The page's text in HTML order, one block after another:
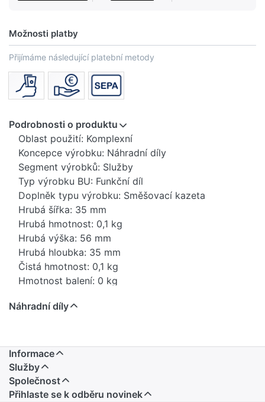
Možnosti platby
Přijímáme následující platební metody
Podrobnosti o produktu
Oblast použití: Komplexní
Koncepce výrobku: Náhradní díly
Segment výrobků: Služby
Typ výrobku BU: Funkční díl
Doplněk typu výrobku: Směšovací kazeta
Hrubá šířka: 35 mm
Hrubá hmotnost: 0,1 kg
Hrubá výška: 56 mm
Hrubá hloubka: 35 mm
Čistá hmotnost: 0,1 kg
Hmotnost balení: 0 kg
výroba)
Novinka: Ne
Prodejní program: Ne
Kód produktu: 84819000
Kód výrobku v USA: 8481901000
Náhradní díly
Informace
Služby
Společnost
Přihlaste se k odběru novinek